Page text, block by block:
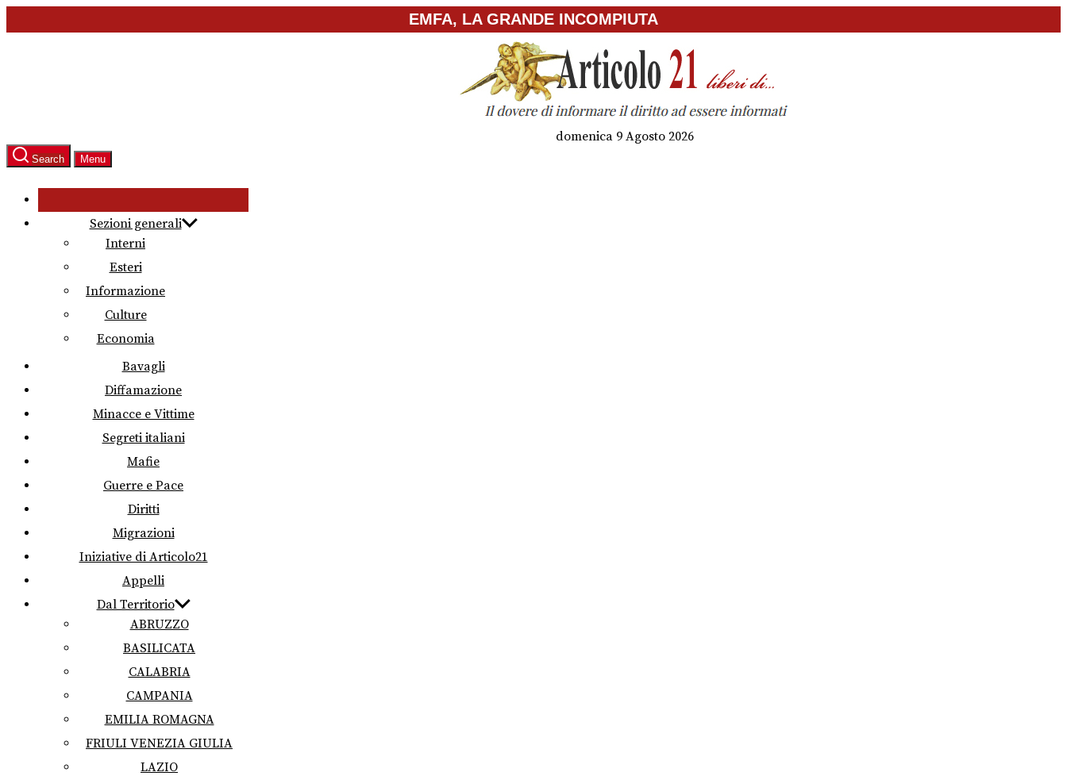
to
EMFA, LA GRANDE INCOMPIUTA
domenica 9 Agosto 2026
Search Menu
Sezioni generali
Interni
Esteri
Informazione
Culture
Economia
Bavagli
Diffamazione
Minacce e Vittime
Segreti italiani
Mafie
Guerre e Pace
Diritti
Migrazioni
Iniziative di Articolo21
Appelli
Dal Territorio
ABRUZZO
BASILICATA
CALABRIA
CAMPANIA
EMILIA ROMAGNA
FRIULI VENEZIA GIULIA
LAZIO